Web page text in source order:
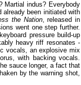
Martial indus? Everybody
been initiated with
the Nation, released in
went one step further.
pressure build-up
heavy riff resonates -
vocals, an explosive mix
with backing vocals.
sauce longer, a fact that
by the warning shot,